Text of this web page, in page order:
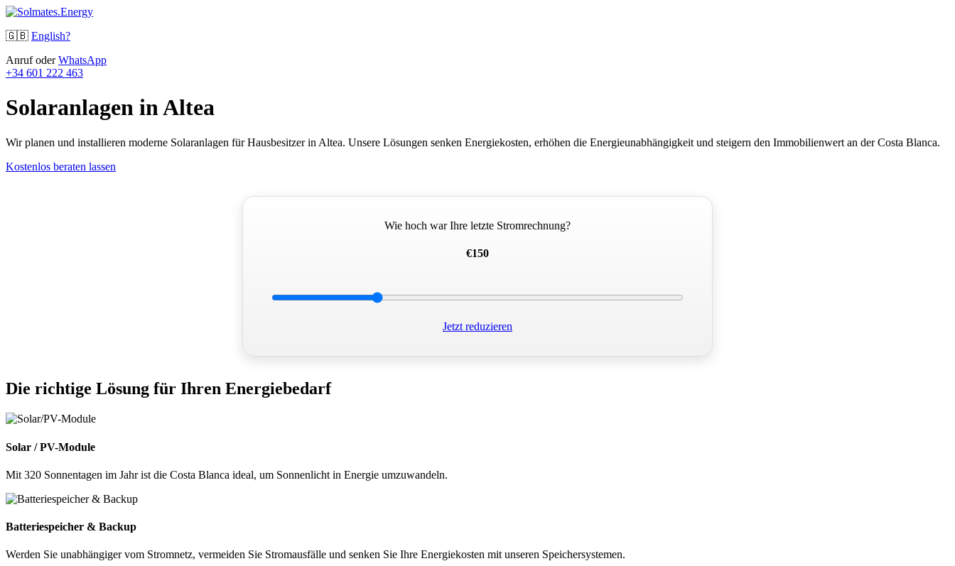
🇬🇧 English?
Anruf oderWhatsApp
+34 601 222 463
Solaranlagen in Altea
Wir planen und installieren moderne Solaranlagen für Hausbesitzer in Altea. Unsere Lösungen senken Energiekosten, erhöhen die Energieunabhängigkeit und steigern den Immobilienwert an der Costa Blanca.
Kostenlos beraten lassen
Wie hoch war Ihre letzte Stromrechnung?
€150
Jetzt reduzieren
Die richtige Lösung für Ihren Energiebedarf
Solar / PV-Module
Mit 320 Sonnentagen im Jahr ist die Costa Blanca ideal, um Sonnenlicht in Energie umzuwandeln.
Batteriespeicher & Backup
Werden Sie unabhängiger vom Stromnetz, vermeiden Sie Stromausfälle und senken Sie Ihre Energiekosten mit unseren Speichersystemen.